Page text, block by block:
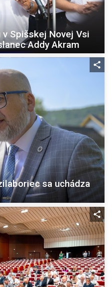
Spišskej Novej Vsi
Addy Akram
sa uchádza